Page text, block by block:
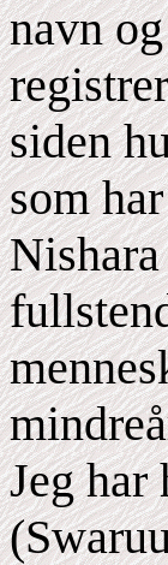
navn
siden
som
Jeg